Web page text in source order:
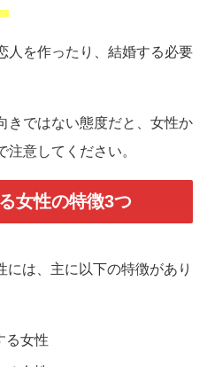
人を作ったり、結婚する必要
きではない態度だと、女性か
意してください。
女性の特徴3つ
は、主に以下の特徴があり
る女性